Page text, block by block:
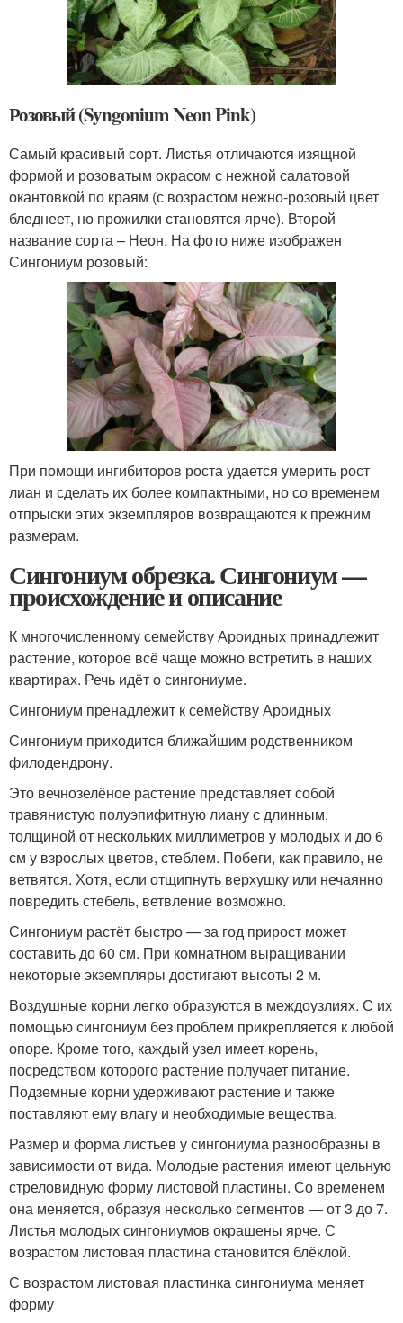
Розовый (Syngonium Neon Pink)
Самый красивый сорт. Листья отличаются изящной
формой и розоватым окрасом с нежной салатовой
окантовкой по краям (с возрастом нежно-розовый цвет
бледнеет, но прожилки становятся ярче). Второй
название сорта – Неон. На фото ниже изображен
Сингониум розовый:
При помощи ингибиторов роста удается умерить рост
лиан и сделать их более компактными, но со временем
отпрыски этих экземпляров возвращаются к прежним
размерам.
Сингониум обрезка. Сингониум —
происхождение и описание
К многочисленному семейству Ароидных принадлежит
растение, которое всё чаще можно встретить в наших
квартирах. Речь идёт о сингониуме.
Сингониум пренадлежит к семейству Ароидных
Сингониум приходится ближайшим родственником
филодендрону.
Это вечнозелёное растение представляет собой
травянистую полуэпифитную лиану с длинным,
толщиной от нескольких миллиметров у молодых и до 6
см у взрослых цветов, стеблем. Побеги, как правило, не
ветвятся. Хотя, если отщипнуть верхушку или нечаянно
повредить стебель, ветвление возможно.
Сингониум растёт быстро — за год прирост может
составить до 60 см. При комнатном выращивании
некоторые экземпляры достигают высоты 2 м.
Воздушные корни легко образуются в междоузлиях. С их
помощью сингониум без проблем прикрепляется к любой
опоре. Кроме того, каждый узел имеет корень,
посредством которого растение получает питание.
Подземные корни удерживают растение и также
поставляют ему влагу и необходимые вещества.
Размер и форма листьев у сингониума разнообразны в
зависимости от вида. Молодые растения имеют цельную
стреловидную форму листовой пластины. Со временем
она меняется, образуя несколько сегментов — от 3 до 7.
Листья молодых сингониумов окрашены ярче. С
возрастом листовая пластина становится блёклой.
С возрастом листовая пластинка сингониума меняет
форму